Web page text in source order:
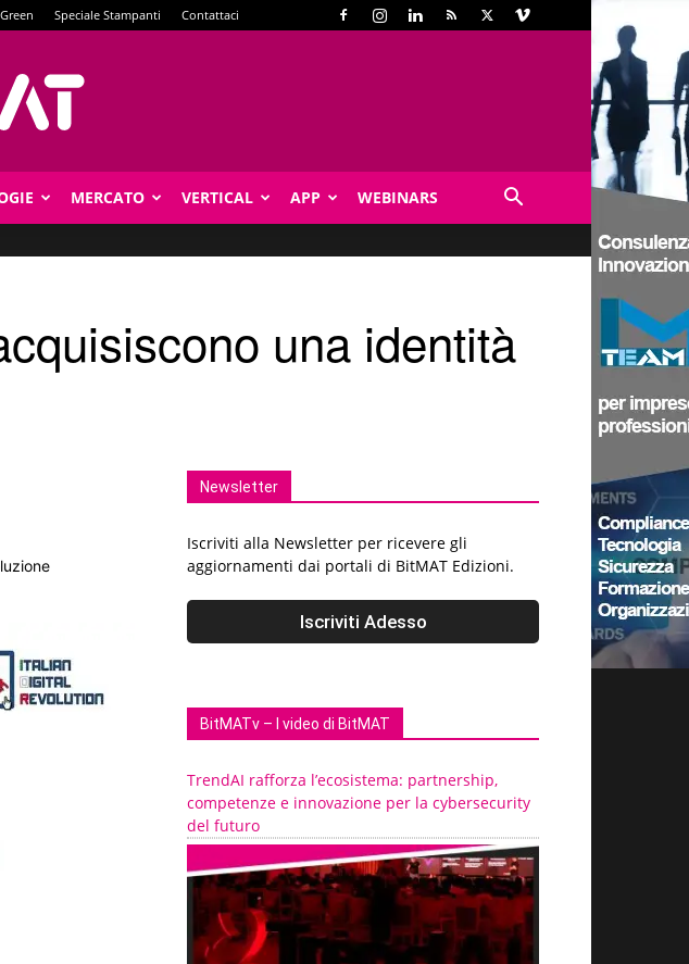
Speciale Stampanti Contattaci
MERCATO VERTICAL APP WEBINARS
una identità
Newsletter
Iscriviti alla Newsletter per ricevere gli
aggiornamenti dai portali di BitMAT Edizioni.
BitMATv – I video di BitMAT
TrendAI rafforza l’ecosistema: partnership,
competenze e innovazione per la cybersecurity
del futuro